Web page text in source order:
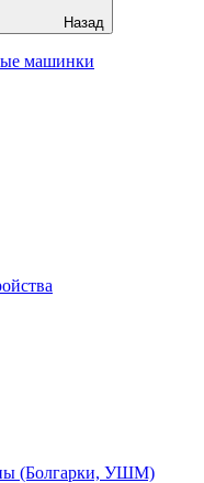
Назад
машинки
(Болгарки, УШМ)